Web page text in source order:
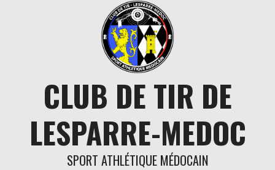
CLUB DE TIR DE
LESPARRE-MEDOC
SPORT ATHLÉTIQUE MÉDOCAIN